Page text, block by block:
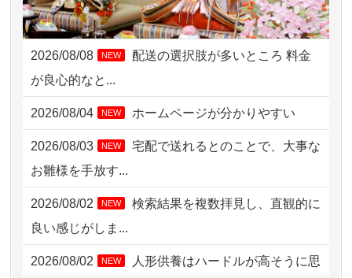
2026/08/05 15:07 東京都の方からお申込み
2026/08/05 11:33 神奈川の方からお申込み
2026/08/04 00:38 中野区の方からお申込み
2026/08/03 21:17
2026/08/02 18:47 虎ノ門の方からお申込み
2026/08/08 NEW
配送の選択肢が多いところ 料金
が良心的なと...
2026/08/04 NEW ホームページが分かりやすい
2026/08/03 NEW
宅配で送れるとのことで、大事な
お雛様を手放す...
2026/08/02 NEW
検索結果を複数拝見し、直観的に
良い感じがしま...
2026/08/02 NEW
人形供養はハードルが高そうに思